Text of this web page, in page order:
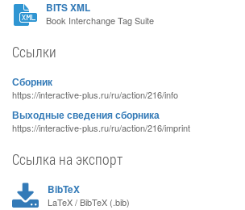
BITS XML
Book Interchange Tag Suite
Ссылки
Сборник
https://interactive-plus.ru/ru/action/216/info
Выходные сведения сборника
https://interactive-plus.ru/ru/action/216/imprint
Ссылка на экспорт
BibTeX
LaTeX / BibTeX (.bib)